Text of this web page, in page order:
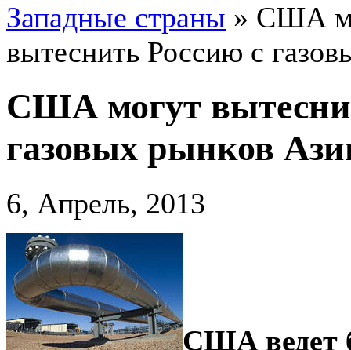
Западные страны » США
вытеснить Россию с
США могут
газовых рынков
6, Апрель, 2013
США ведет